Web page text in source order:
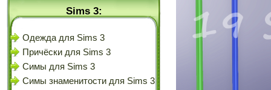
Sims 3:
Одежда для Sims 3
Причёски для Sims 3
Симы для Sims 3
Симы знаменитости для Sims 3